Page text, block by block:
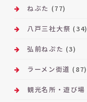
ねぶた (77)
八戸三社大祭 (34)
弘前ねぷた (3)
ラーメン街道 (87)
観光名所・遊び場